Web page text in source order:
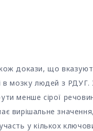
докази, що
в мозку людей з
менше сірої
вирішальне
у кількох